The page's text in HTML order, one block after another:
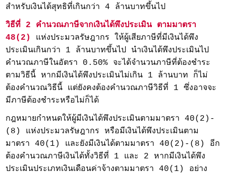
สำหรับเงินได้สุทธิที่เกินกว่า 4 ล้านบาทขึ้นไป
วิธีที่ 2 คำนวณภาษีจากเงินได้พึงประเมิน ตามมาตรา
48(2)
แห่งประมวลรัษฎากร ให้ผู้เสียภาษีที่มีเงินได้พึง
ประเมินเกินกว่า 1 ล้านบาทขึ้นไป นำเงินได้พึงประเมินไป
คำนวณภาษีในอัตรา 0.50% จะได้จำนวนภาษีที่ต้องชำระ
ตามวิธีนี้ หากมีเงินได้พึงประเมินไม่เกิน 1 ล้านบาท ก็ไม่
ต้องคำนวณวิธีนี้ แต่ยังคงต้องคำนวณภาษีวิธีที่ 1 ซึ่งอาจจะ
มีภาษีต้องชำระหรือไม่ก็ได้
กฎหมายกำหนดให้ผู้มีเงินได้พึงประเมินตามมาตรา 40(2)-
(8) แห่งประมวลรัษฎากร หรือมีเงินได้พึงประเมินตาม
มาตรา 40(1) และยังมีเงินได้ตามมาตรา 40(2)-(8) อีก
ต้องคำนวณภาษีเงินได้ทั้งวิธีที่ 1 และ 2 หากมีเงินได้พึง
ประเมินประเภทเงินเดือนค่าจ้างตามมาตรา 40(1) อย่าง